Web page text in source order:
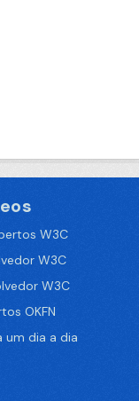
W3C
W3C
W3C
OKFN
um dia a dia